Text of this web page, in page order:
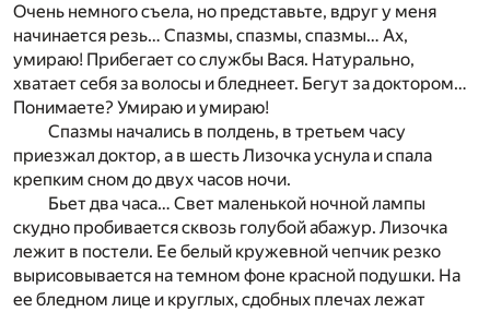
Очень немного съела, но представьте, вдруг у меня
начинается резь… Спазмы, спазмы, спазмы… Ах,
умираю! Прибегает со службы Вася. Натурально,
хватает себя за волосы и бледнеет. Бегут за доктором…
Понимаете? Умираю и умираю!
Спазмы начались в полдень, в третьем часу
приезжал доктор, а в шесть Лизочка уснула и спала
крепким сном до двух часов ночи.
Бьет два часа… Свет маленькой ночной лампы
скудно пробивается сквозь голубой абажур. Лизочка
лежит в постели. Ее белый кружевной чепчик резко
вырисовывается на темном фоне красной подушки. На
ее бледном лице и круглых, сдобных плечах лежат